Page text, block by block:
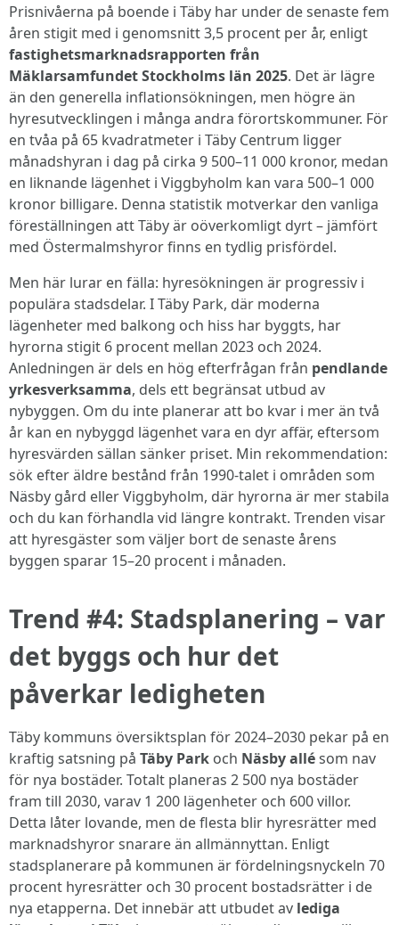
Prisnivåerna på boende i Täby har under de senaste fem
åren stigit med i genomsnitt 3,5 procent per år, enligt
fastighetsmarknadsrapporten från
Mäklarsamfundet Stockholms län 2025. Det är lägre
än den generella inflationsökningen, men högre än
hyresutvecklingen i många andra förortskommuner. För
en tvåa på 65 kvadratmeter i Täby Centrum ligger
månadshyran i dag på cirka 9 500–11 000 kronor, medan
en liknande lägenhet i Viggbyholm kan vara 500–1 000
kronor billigare. Denna statistik motverkar den vanliga
föreställningen att Täby är oöverkomligt dyrt – jämfört
med Östermalmshyror finns en tydlig prisfördel.
Men här lurar en fälla: hyresökningen är progressiv i
populära stadsdelar. I Täby Park, där moderna
lägenheter med balkong och hiss har byggts, har
hyrorna stigit 6 procent mellan 2023 och 2024.
Anledningen är dels en hög efterfrågan från pendlande
yrkesverksamma, dels ett begränsat utbud av
nybyggen. Om du inte planerar att bo kvar i mer än två
år kan en nybyggd lägenhet vara en dyr affär, eftersom
hyresvärden sällan sänker priset. Min rekommendation:
sök efter äldre bestånd från 1990-talet i områden som
Näsby gård eller Viggbyholm, där hyrorna är mer stabila
och du kan förhandla vid längre kontrakt. Trenden visar
att hyresgäster som väljer bort de senaste årens
byggen sparar 15–20 procent i månaden.
Trend #4: Stadsplanering – var
det byggs och hur det
påverkar ledigheten
Täby kommuns översiktsplan för 2024–2030 pekar på en
kraftig satsning på Täby Park och Näsby allésom nav
för nya bostäder. Totalt planeras 2 500 nya bostäder
fram till 2030, varav 1 200 lägenheter och 600 villor.
Detta låter lovande, men de flesta blir hyresrätter med
marknadshyror snarare än allmännyttan. Enligt
stadsplanerare på kommunen är fördelningsnyckeln 70
procent hyresrätter och 30 procent bostadsrätter i de
nya etapperna. Det innebär att utbudet av lediga